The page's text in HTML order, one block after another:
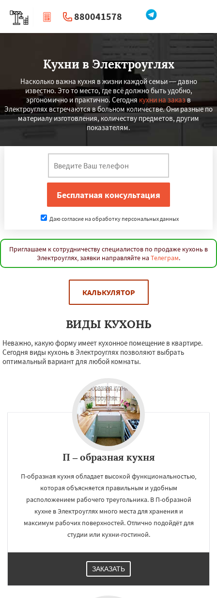
880041578
| Перезвоните мне
Кухни в Электроуглях
Насколько важна кухня в жизни каждой семьи — давно
известно. Это то место, где всё должно быть удобно,
эргономично и практично. Сегодня кухни на заказв
Электроуглях встречаются в больном количестве. Они разные по
материалу изготовления, количеству предметов, другим
показателям.
Даю согласие на обработку персональных данных
Приглашаем к сотрудничеству специалистов по продаже кухонь в
Электроуглях, заявки направляйте на Телеграм.
КАЛЬКУЛЯТОР
ВИДЫ КУХОНЬ
Неважно, какую форму имеет кухонное помещение в квартире.
Сегодня виды кухонь в Электроуглях позволяют выбрать
оптимальный вариант для любой комнаты.
П – образная кухня
П-образная кухня обладает высокой функциональностью,
которая объясняется правильным и удобным
расположением рабочего треугольника. В П-образной
кухне в Электроуглях много места для хранения и
максимум рабочих поверхностей. Отлично подойдёт для
студии или кухни-гостиной.
ЗАКАЗАТЬ